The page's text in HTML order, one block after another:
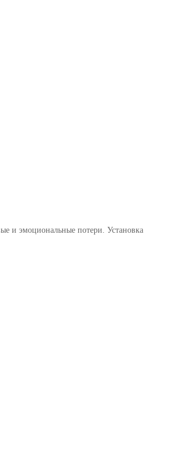
и эмоциональные потери. Установка